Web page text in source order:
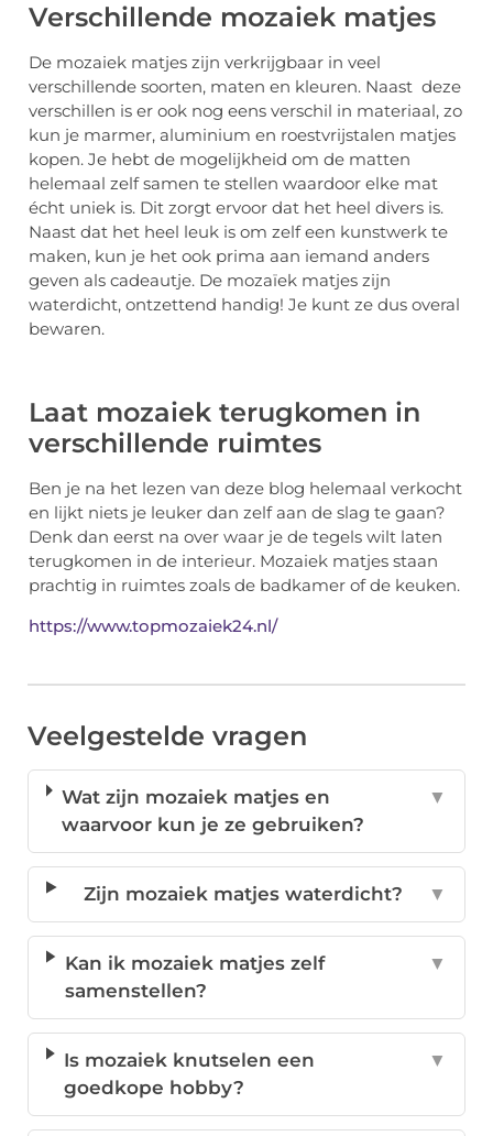
Verschillende mozaiek matjes
De mozaiek matjes zijn verkrijgbaar in veel
verschillende soorten, maten en kleuren. Naast deze
verschillen is er ook nog eens verschil in materiaal, zo
kun je marmer, aluminium en roestvrijstalen matjes
kopen. Je hebt de mogelijkheid om de matten
helemaal zelf samen te stellen waardoor elke mat
écht uniek is. Dit zorgt ervoor dat het heel divers is.
Naast dat het heel leuk is om zelf een kunstwerk te
maken, kun je het ook prima aan iemand anders
geven als cadeautje. De mozaïek matjes zijn
waterdicht, ontzettend handig! Je kunt ze dus overal
bewaren.
Laat mozaiek terugkomen in
verschillende ruimtes
Ben je na het lezen van deze blog helemaal verkocht
en lijkt niets je leuker dan zelf aan de slag te gaan?
Denk dan eerst na over waar je de tegels wilt laten
terugkomen in de interieur. Mozaiek matjes staan
prachtig in ruimtes zoals de badkamer of de keuken.
https://www.topmozaiek24.nl/
Veelgestelde vragen
Wat zijn mozaiek matjes en
waarvoor kun je ze gebruiken?
▼
Zijn mozaiek matjes waterdicht? ▼
Kan ik mozaiek matjes zelf
samenstellen?
▼
Is mozaiek knutselen een
goedkope hobby?
▼